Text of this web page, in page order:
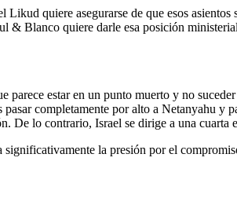
quiere asegurarse de que esos
Blanco quiere darle esa posición
estar en un punto muerto y no
completamente por alto a Netanyahu y
De lo contrario, Israel se dirige a una cuarta
la presión por el